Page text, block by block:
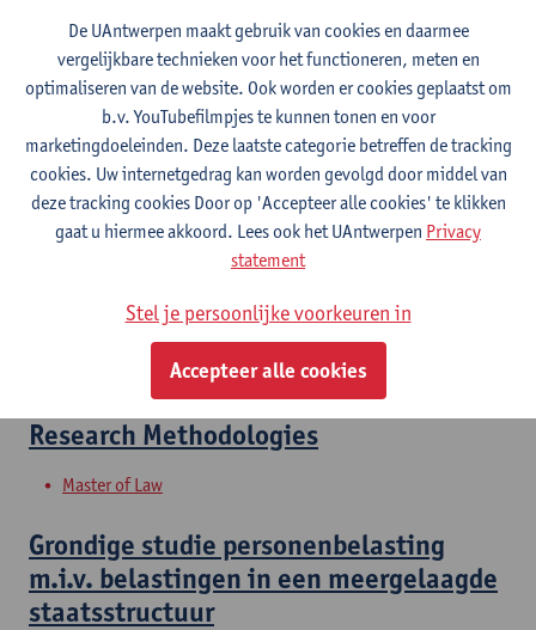
Bachelor in de rechten
Schakelprogramma rechten
Meesterproef - Onderzoeksvoorstel en
introductie tot stage
Master in de rechten
Communication Skills
Research Methodologies
Master of Law
Grondige studie personenbelasting
m.i.v. belastingen in een meergelaagde
staatsstructuur
De UAntwerpen maakt gebruik van cookies en daarmee
vergelijkbare technieken voor het functioneren, meten en
optimaliseren van de website. Ook worden er cookies geplaatst om
b.v. YouTubefilmpjes te kunnen tonen en voor
marketingdoeleinden. Deze laatste categorie betreffen de tracking
cookies. Uw internetgedrag kan worden gevolgd door middel van
deze tracking cookies Door op 'Accepteer alle cookies' te klikken
gaat u hiermee akkoord. Lees ook het UAntwerpen Privacy
statement
Stel je persoonlijke voorkeuren in
Accepteer alle cookies